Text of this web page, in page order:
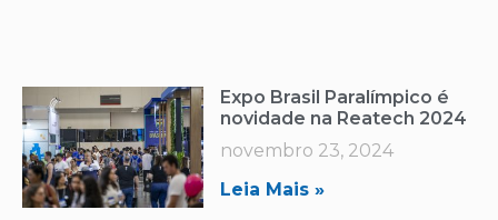
Expo Brasil Paralímpico é
novidade na Reatech 2024
novembro 23, 2024
Leia Mais »